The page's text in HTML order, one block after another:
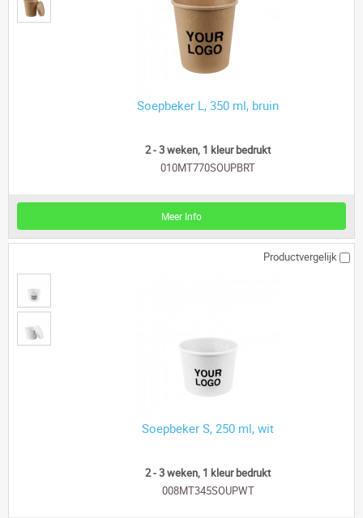
Soepbeker L, 350 ml, bruin
2 - 3 weken, 1 kleur bedrukt
010MT770SOUPBRT
Meer Info
Productvergelijk
Soepbeker S, 250 ml, wit
2 - 3 weken, 1 kleur bedrukt
008MT345SOUPWT